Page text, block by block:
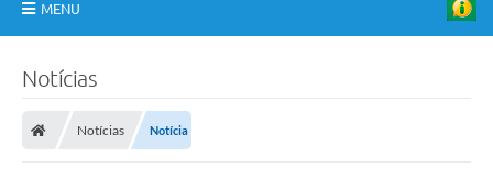
MENU
Notícias
Notícias Notícia